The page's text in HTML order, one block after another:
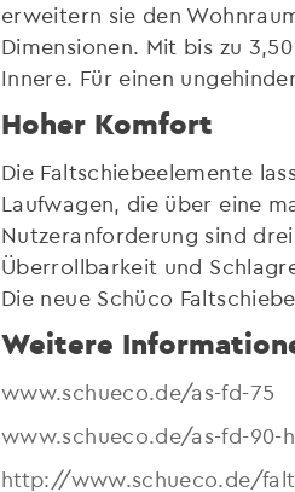
erweitern sie den
Dimensionen. Mit bis zu
Innere. Für einen
Hoher Komfort
Die Faltschiebeelemente
Laufwagen, die über eine
Nutzeranforderung sind
Überrollbarkeit und
Die neue Schüco
Weitere
www.schueco.de/as-fd-75
www.schueco.de/as-fd-90-
http://www.schueco.de/